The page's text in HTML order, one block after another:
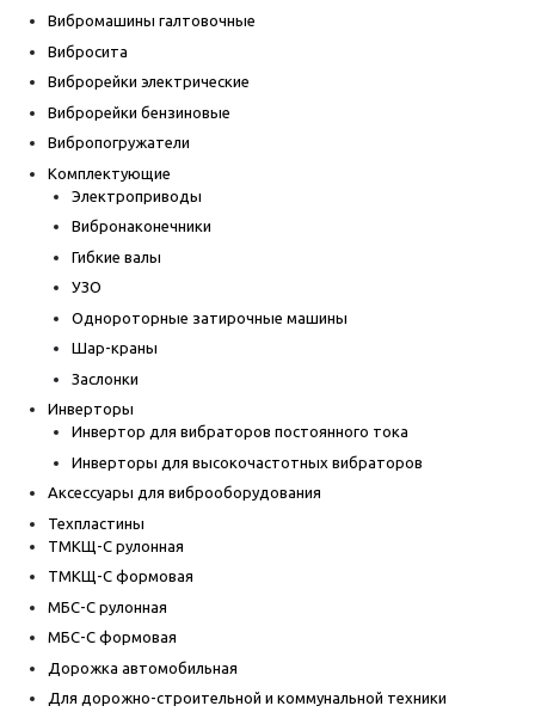
Вибромашины галтовочные
Вибросита
Виброрейки электрические
Виброрейки бензиновые
Вибропогружатели
Комплектующие
Электроприводы
Вибронаконечники
Гибкие валы
УЗО
Однороторные затирочные машины
Шар-краны
Заслонки
Инверторы
Инвертор для вибраторов постоянного тока
Инверторы для высокочастотных вибраторов
Аксессуары для виброоборудования
Техпластины
ТМКЩ-С рулонная
ТМКЩ-С формовая
МБС-С рулонная
МБС-С формовая
Дорожка автомобильная
Для дорожно-строительной и коммунальной техники